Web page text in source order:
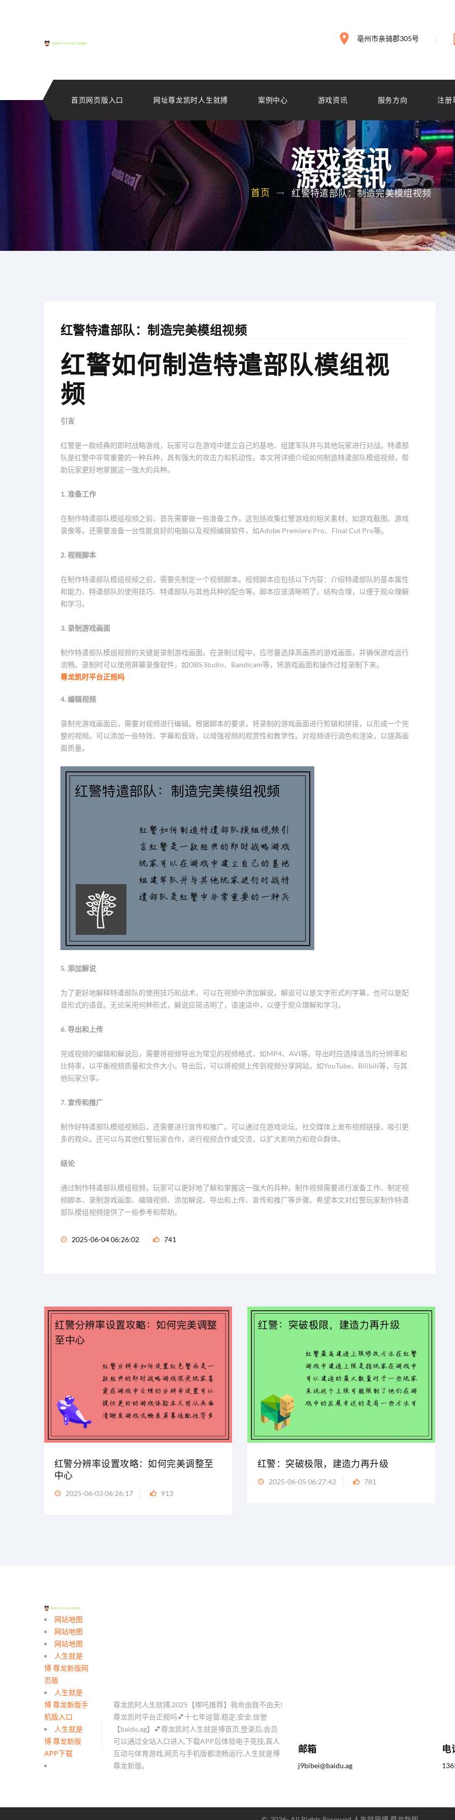
亳州市亲骑郡305号
首页网页版入口 网址尊龙凯时人生就搏 案例中心 游戏资讯 服务方向 注册
游戏资讯
首页 红警特遣部队：制造完美模组视频
红警特遣部队：制造完美模组视频
红警如何制造特遣部队模组视
频
引言
红警是一款经典的即时战略游戏，玩家可以在游戏中建立自己的基地、组建军队并与其他玩家进行对战。特遣部
队是红警中非常重要的一种兵种，具有强大的攻击力和机动性。本文将详细介绍如何制造特遣部队模组视频，帮
助玩家更好地掌握这一强大的兵种。
1. 准备工作
在制作特遣部队模组视频之前，首先需要做一些准备工作。这包括收集红警游戏的相关素材，如游戏截图、游戏
录像等。还需要准备一台性能良好的电脑以及视频编辑软件，如Adobe Premiere Pro、Final Cut Pro等。
2. 视频脚本
在制作特遣部队模组视频之前，需要先制定一个视频脚本。视频脚本应包括以下内容：介绍特遣部队的基本属性
和能力、特遣部队的使用技巧、特遣部队与其他兵种的配合等。脚本应该清晰明了，结构合理，以便于观众理解
和学习。
3. 录制游戏画面
制作特遣部队模组视频的关键是录制游戏画面。在录制过程中，应尽量选择高画质的游戏画面，并确保游戏运行
流畅。录制时可以使用屏幕录像软件，如OBS Studio、Bandicam等，将游戏画面和操作过程录制下来。
尊龙凯时平台正规吗
4. 编辑视频
录制完游戏画面后，需要对视频进行编辑。根据脚本的要求，将录制的游戏画面进行剪辑和拼接，以形成一个完
整的视频。可以添加一些特效、字幕和音效，以增强视频的观赏性和教学性。对视频进行调色和渲染，以提高画
面质量。
5. 添加解说
为了更好地解释特遣部队的使用技巧和战术，可以在视频中添加解说。解说可以是文字形式的字幕，也可以是配
音形式的语音。无论采用何种形式，解说应简洁明了，语速适中，以便于观众理解和学习。
6. 导出和上传
完成视频的编辑和解说后，需要将视频导出为常见的视频格式，如MP4、AVI等。导出时应选择适当的分辨率和
比特率，以平衡视频质量和文件大小。导出后，可以将视频上传到视频分享网站，如YouTube、Bilibili等，与其
他玩家分享。
7. 宣传和推广
制作好特遣部队模组视频后，还需要进行宣传和推广。可以通过在游戏论坛、社交媒体上发布视频链接，吸引更
多的观众。还可以与其他红警玩家合作，进行视频合作或交流，以扩大影响力和观众群体。
结论
通过制作特遣部队模组视频，玩家可以更好地了解和掌握这一强大的兵种。制作视频需要进行准备工作、制定视
频脚本、录制游戏画面、编辑视频、添加解说、导出和上传、宣传和推广等步骤。希望本文对红警玩家制作特遣
部队模组视频提供了一些参考和帮助。
2025-06-04 06:26:02 741
红警分辨率设置攻略：如何完美调整至
中心
2025-06-03 06:26:17 913
红警：突破极限，建造力再升级
2025-06-05 06:27:42 781
网站地图
网站地图
网站地图
人生就是
博 尊龙新版网
页版
人生就是
博 尊龙新版手
机版入口
人生就是
博 尊龙新版
APP下载
尊龙凯时人生就搏,2025【哪吒推荐】我命由我不由天!
尊龙凯时平台正规吗💕十七年运营,稳定,安全,信誉
【baidu.ag】💕尊龙凯时人生就是博首页,登录后,会员
可以通过全站入口进入,下载APP后体验电子竞技,真人
互动与体育游戏,网页与手机版都流畅运行,人生就是博
尊龙新版。
邮箱
j9bibei@baidu.ag
电